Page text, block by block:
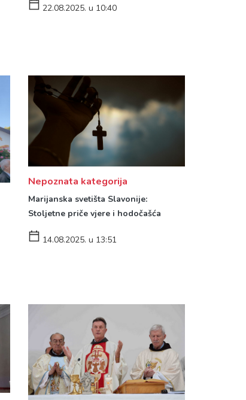
22.08.2025. u 10:40
Nepoznata kategorija
Marijanska svetišta Slavonije:
Stoljetne priče vjere i hodočašća
14.08.2025. u 13:51